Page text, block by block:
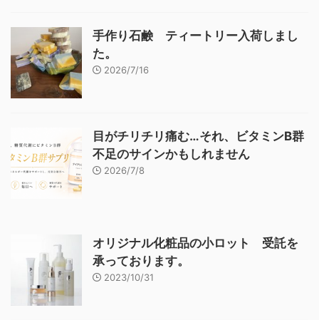
手作り石鹸 ティートリー入荷しまし
た。
2026/7/16
目がチリチリ痛む…それ、ビタミンB群
不足のサインかもしれません
2026/7/8
オリジナル化粧品の小ロット 受託を
承っております。
2023/10/31